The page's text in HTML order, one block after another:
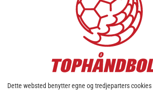
Dette websted benytter egne og tredjeparters